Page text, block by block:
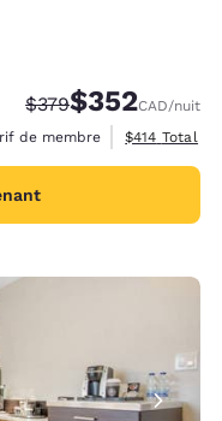
Tarif barré :
$379Tarif réduit :
$352CAD/nuit
de membre
Afficher les
$414 Total